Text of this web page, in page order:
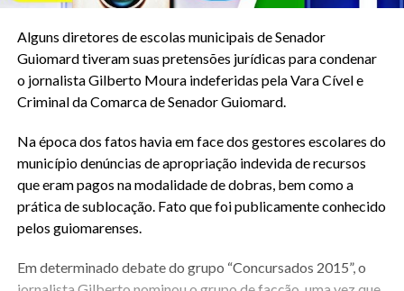
Alguns diretores de escolas municipais de Senador
Guiomard tiveram suas pretensões jurídicas para condenar
o jornalista Gilberto Moura indeferidas pela Vara Cível e
Criminal da Comarca de Senador Guiomard.
Na época dos fatos havia em face dos gestores escolares do
município denúncias de apropriação indevida de recursos
que eram pagos na modalidade de dobras, bem como a
prática de sublocação. Fato que foi publicamente conhecido
pelos guiomarenses.
Em determinado debate do grupo “Concursados 2015”, o